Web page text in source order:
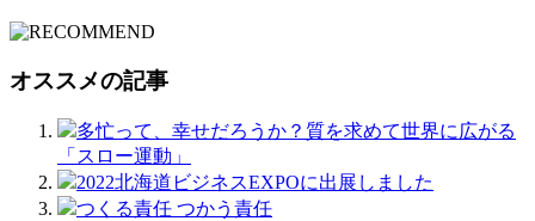
オススメの記事
多忙って、幸せだろうか？質を求めて世界に広がる
「スロー運動」
2022北海道ビジネスEXPOに出展しました
つくる責任 つかう責任